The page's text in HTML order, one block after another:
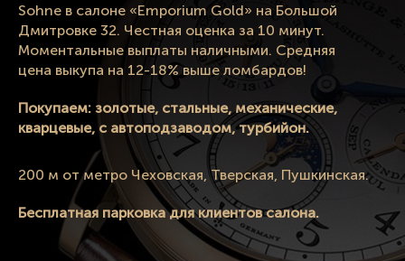
Sohne в салоне «Emporium Gold» на Большой
Дмитровке 32. Честная оценка за 10 минут.
Моментальные выплаты наличными. Средняя
цена выкупа на 12-18% выше ломбардов!
Покупаем: золотые, стальные, механические,
кварцевые, с автоподзаводом, турбийон.
200 м от метро Чеховская, Тверская, Пушкинская.
Бесплатная парковка для клиентов салона.